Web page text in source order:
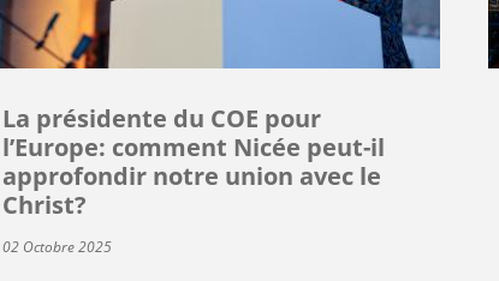
La présidente du COE pour
l’Europe: comment Nicée peut-il
approfondir notre union avec le
Christ?
02 Octobre 2025